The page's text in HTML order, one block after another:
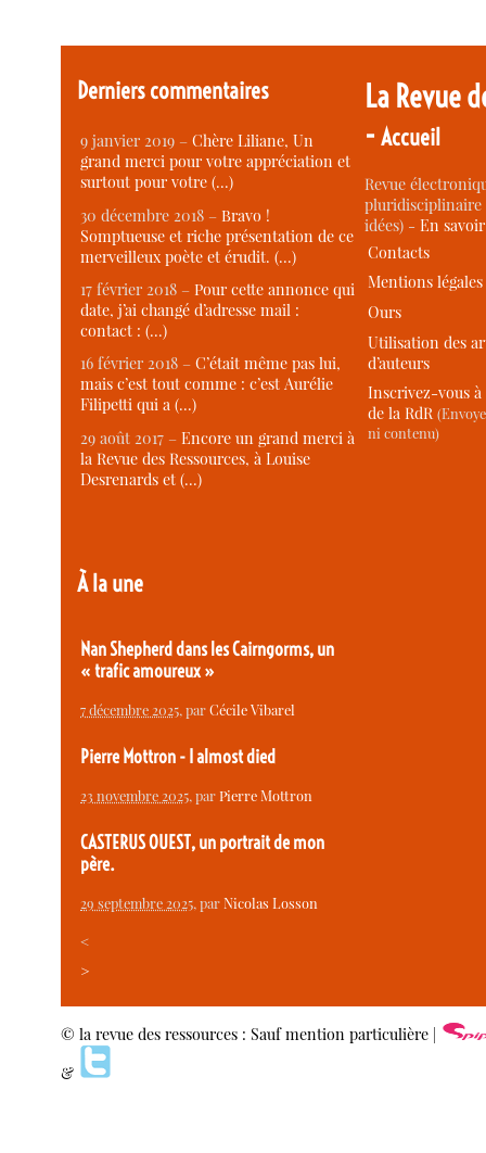
Derniers commentaires
9 janvier 2019 –Chère Liliane, Un
grand merci pour votre appréciation et
surtout pour votre (…)
30 décembre 2018 –Bravo !
Somptueuse et riche présentation de ce
merveilleux poète et érudit. (…)
17 février 2018 –Pour cette annonce qui
date, j’ai changé d’adresse mail :
contact : (…)
16 février 2018 –C’était même pas lui,
mais c’est tout comme : c’est Aurélie
Filipetti qui a (…)
29 août 2017 –Encore un grand merci à
la Revue des Ressources, à Louise
Desrenards et (…)
À la une
Nan Shepherd dans les Cairngorms, un
« trafic amoureux »
7 décembre 2025, parCécile Vibarel
Pierre Mottron - I almost died
23 novembre 2025, parPierre Mottron
CASTERUS OUEST, un portrait de mon
père.
29 septembre 2025, parNicolas Losson
<
>
La Revue
-Accueil
Revue
idées) -En
Contacts
Mentions légales
Ours
Utilisation des
d’auteurs
Inscrivez-vous
de la RdR
ni contenu)
© la revue des ressources : Sauf mention particulière |
&